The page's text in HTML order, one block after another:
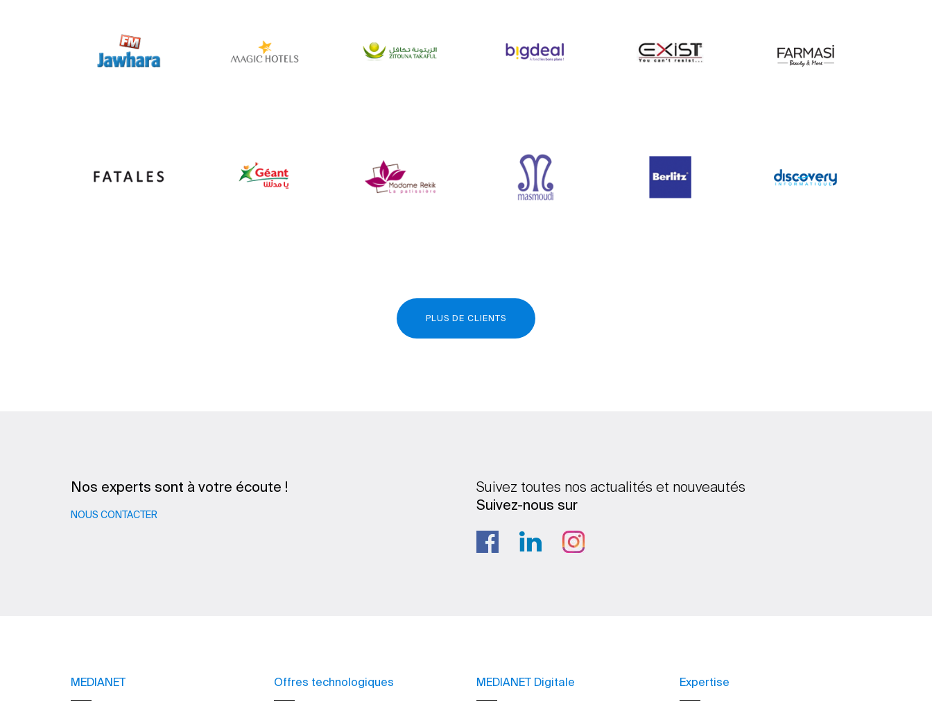
PLUS DE CLIENTS
Nos experts sont à votre écoute !
NOUS CONTACTER
Suivez toutes nos actualités et nouveautés
Suivez-nous sur
MEDIANET Offres technologiques MEDIANET Digitale Expertise